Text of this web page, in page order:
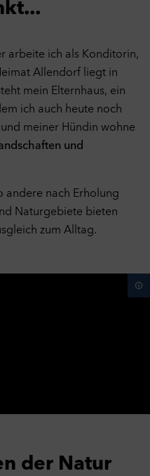
arbeite ich als Konditorin,
Allendorf liegt in
mein Elternhaus, ein
ich auch heute noch
meiner Hündin wohne
und
andere nach Erholung
Naturgebiete bieten
zum Alltag.
der Natur